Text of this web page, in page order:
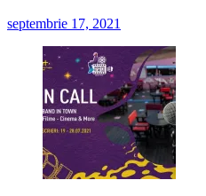
septembrie 17, 2021